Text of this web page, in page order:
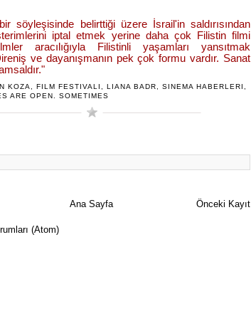
söyleşisinde belirttiği üzere İsrail'in saldırısından
iptal etmek yerine daha çok Filistin filmi
aracılığıyla Filistinli yaşamları yansıtmak
ve dayanışmanın pek çok formu vardır. Sanat
KOZA, FILM FESTIVALI , LIANA BADR, SINEMA HABERLERI ,
ARE OPEN. SOMETIMES
Önceki Kayıt
Ana Sayfa
(Atom)